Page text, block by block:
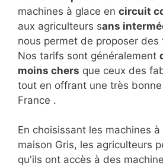
machines à glace en circuit
aux agriculteurs sans
nous permet de proposer
Nos tarifs sont généralement
moins chers que ceux des
tout en offrant une très
France .
En choisissant les machines
maison Gris, les agriculteurs
qu'ils ont accès à des